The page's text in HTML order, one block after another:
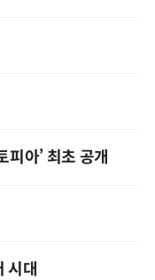
피아’ 최초 공개
시대